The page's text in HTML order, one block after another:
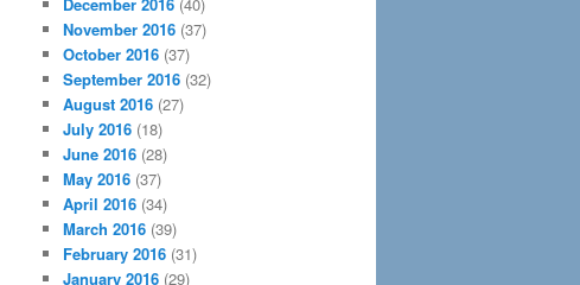
November 2016 (37)
October 2016 (37)
September 2016 (32)
August 2016 (27)
July 2016 (18)
June 2016 (28)
May 2016 (37)
April 2016 (34)
March 2016 (39)
February 2016 (31)
January 2016 (29)